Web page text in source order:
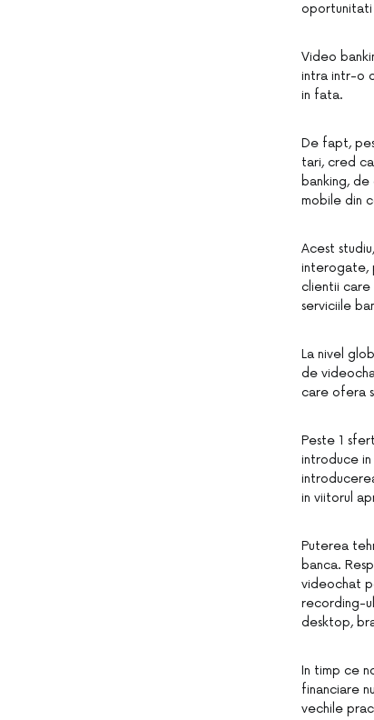
oportunitati
Video
intra intr-o
in fata.
De fapt,
tari, cred
banking,
mobile din
Acest
interogate,
clientii care
serviciile
La nivel
de
care ofera
Peste 1
introduce
in viitorul
Puterea
banca.
videochat
recording-
desktop,
In timp ce
financiare
vechile